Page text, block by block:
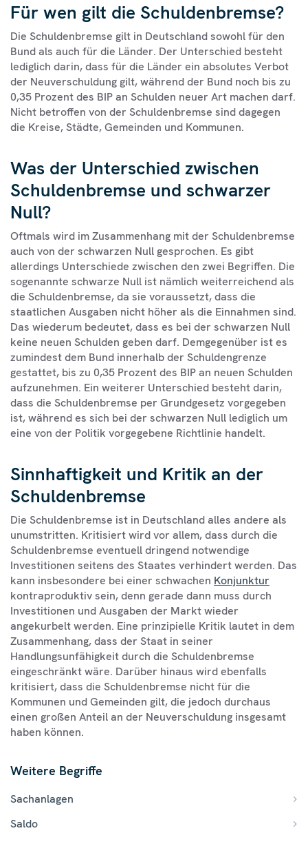
Für wen gilt die Schuldenbremse?
Die Schuldenbremse gilt in Deutschland sowohl für den
Bund als auch für die Länder. Der Unterschied besteht
lediglich darin, dass für die Länder ein absolutes Verbot
der Neuverschuldung gilt, während der Bund noch bis zu
0,35 Prozent des BIP an Schulden neuer Art machen darf.
Nicht betroffen von der Schuldenbremse sind dagegen
die Kreise, Städte, Gemeinden und Kommunen.
Was der Unterschied zwischen
Schuldenbremse und schwarzer
Null?
Oftmals wird im Zusammenhang mit der Schuldenbremse
auch von der schwarzen Null gesprochen. Es gibt
allerdings Unterschiede zwischen den zwei Begriffen. Die
sogenannte schwarze Null ist nämlich weiterreichend als
die Schuldenbremse, da sie voraussetzt, dass die
staatlichen Ausgaben nicht höher als die Einnahmen sind.
Das wiederum bedeutet, dass es bei der schwarzen Null
keine neuen Schulden geben darf. Demgegenüber ist es
zumindest dem Bund innerhalb der Schuldengrenze
gestattet, bis zu 0,35 Prozent des BIP an neuen Schulden
aufzunehmen. Ein weiterer Unterschied besteht darin,
dass die Schuldenbremse per Grundgesetz vorgegeben
ist, während es sich bei der schwarzen Null lediglich um
eine von der Politik vorgegebene Richtlinie handelt.
Sinnhaftigkeit und Kritik an der
Schuldenbremse
Die Schuldenbremse ist in Deutschland alles andere als
unumstritten. Kritisiert wird vor allem, dass durch die
Schuldenbremse eventuell dringend notwendige
Investitionen seitens des Staates verhindert werden. Das
kann insbesondere bei einer schwachen Konjunktur
kontraproduktiv sein, denn gerade dann muss durch
Investitionen und Ausgaben der Markt wieder
angekurbelt werden. Eine prinzipielle Kritik lautet in dem
Zusammenhang, dass der Staat in seiner
Handlungsunfähigkeit durch die Schuldenbremse
eingeschränkt wäre. Darüber hinaus wird ebenfalls
kritisiert, dass die Schuldenbremse nicht für die
Kommunen und Gemeinden gilt, die jedoch durchaus
einen großen Anteil an der Neuverschuldung insgesamt
haben können.
Weitere Begriffe
Sachanlagen
Saldo